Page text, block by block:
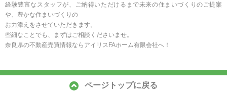
経験豊富なスタッフが、ご納得いただけるまで未来の住まいづくりのご提案
や、豊かな住まいづくりの
お力添えをさせていただきます。
些細なことでも、まずはご相談くださいませ。
奈良県の不動産売買情報ならアイリスFAホーム有限会社へ！
ページトップに戻る